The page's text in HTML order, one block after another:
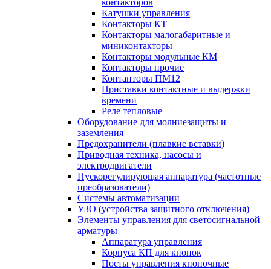
контакторов
Катушки управления
Контакторы КТ
Контакторы малогабаритные и
миниконтакторы
Контакторы модульные КМ
Контакторы прочие
Контанторы ПМ12
Приставки контактные и выдержки
времени
Реле тепловые
Оборудование для молниезащиты и
заземления
Предохранители (плавкие вставки)
Приводная техника, насосы и
электродвигатели
Пускорегулирующая аппаратура (частотные
преобразователи)
Системы автоматизации
УЗО (устройства защитного отключения)
Элементы управления для светосигнальной
арматуры
Аппаратура управления
Корпуса КП для кнопок
Посты управления кнопочные